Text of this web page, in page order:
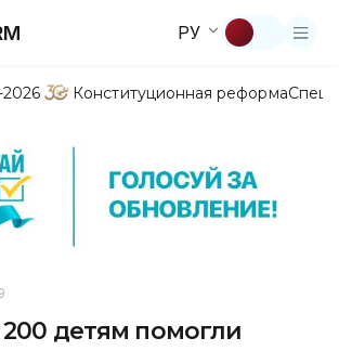
РУ
Конституционная реформа
детям помогли